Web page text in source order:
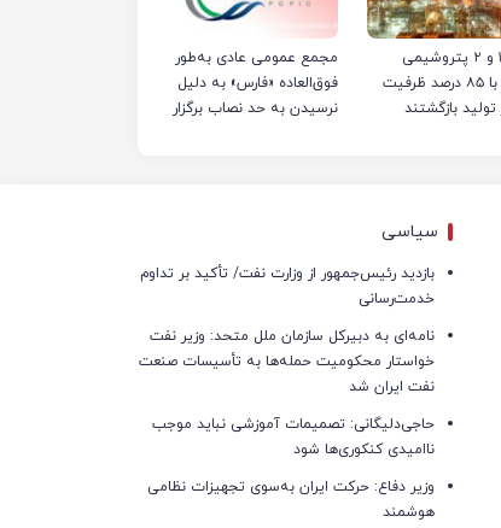
فازهای ۱ و ۲ پتروشیمی
پردیس با ۸۵ درصد ظرفیت
بازگشتند
مجمع عمومی عادی به‌طور
فوق‌العاده «فارس» به دلیل
نرسیدن به حد نصاب برگزار
سیاسی
بازدید رئیس‌جمهور از وزارت نفت/ تأکید بر تداوم
خدمت‌رسانی
نامه‌ای به دبیرکل سازمان ملل متحد: وزیر نفت
خواستار محکومیت حمله‌ها به تأسیسات صنعت
نفت ایران شد
حاجی‌دلیگانی: تصمیمات آموزشی نباید موجب
ناامیدی کنکوری‌ها شود
وزیر دفاع: حرکت ایران به‌سوی تجهیزات نظامی
هوشمند